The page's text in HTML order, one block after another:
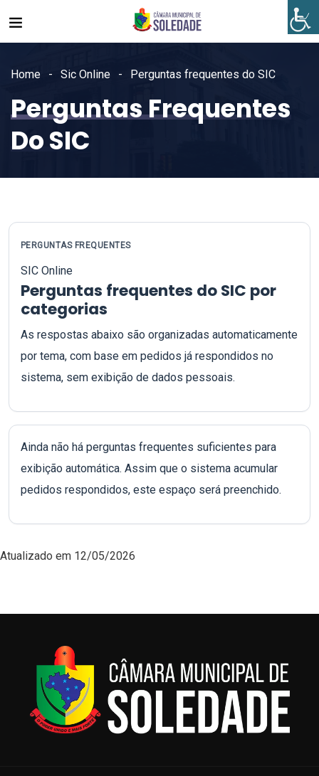
Home Sic Online Perguntas frequentes do SIC
Perguntas Frequentes
Do SIC
PERGUNTAS FREQUENTES
SIC Online
Perguntas frequentes do SIC por
categorias
As respostas abaixo são organizadas automaticamente
por tema, com base em pedidos já respondidos no
sistema, sem exibição de dados pessoais.
Ainda não há perguntas frequentes suficientes para
exibição automática. Assim que o sistema acumular
pedidos respondidos, este espaço será preenchido.
Atualizado em 12/05/2026